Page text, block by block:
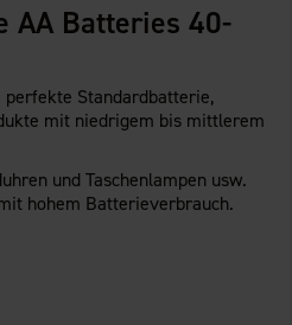
AA Batteries 40-
perfekte Standardbatterie,
mit niedrigem bis mittlerem
und Taschenlampen usw.
hohem Batterieverbrauch.